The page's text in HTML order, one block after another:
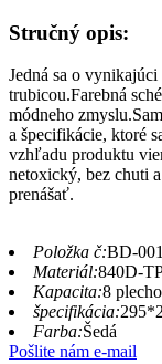
Stručný opis:
Jedná sa o
trubicou.Farebná
módneho
a špecifikácie, ktoré
vzhľadu produktu
netoxický, bez chuti
prenášať.
Položka č:BD-
Materiál:840D-
Kapacita:8
špecifikácia:
Farba:Šedá
Pošlite nám e-mail